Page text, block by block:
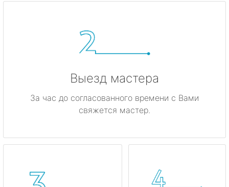
Выезд мастера
За час до согласованного времени с Вами
свяжется мастер.